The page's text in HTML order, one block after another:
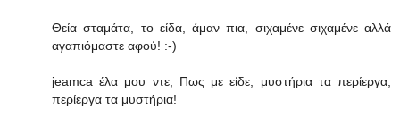
Θεία σταμάτα, το είδα, άμαν πια, σιχαμένε σιχαμένε αλλά
αγαπιόμαστε αφού! :-)
jeamca έλα μου ντε; Πως με είδε; μυστήρια τα περίεργα,
περίεργα τα μυστήρια!